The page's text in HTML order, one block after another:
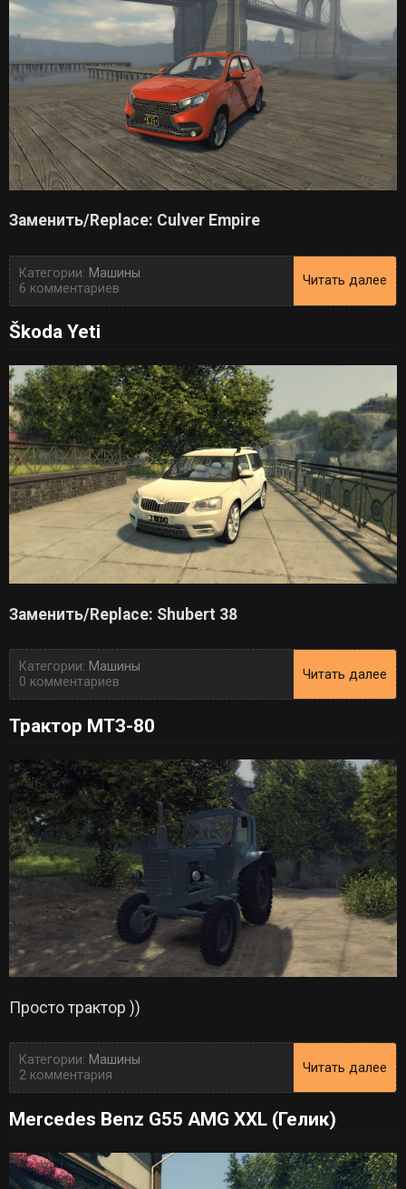
Заменить/Replace: Culver Empire
Категории: Машины
6 комментариев
Читать далее
Škoda Yeti
Заменить/Replace: Shubert 38
Категории: Машины
0 комментариев
Читать далее
Трактор МТЗ-80
Просто трактор ))
Категории: Машины
2 комментария
Читать далее
Mercedes Benz G55 AMG XXL (Гелик)